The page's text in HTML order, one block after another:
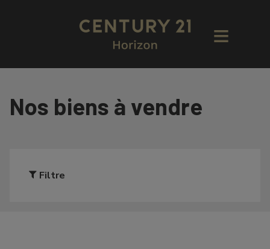
Nos biens à vendre
Filtre